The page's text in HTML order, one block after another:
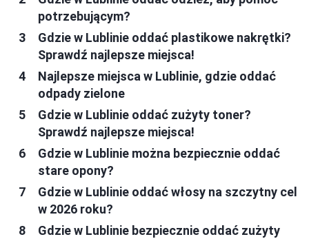
potrzebującym?
Gdzie w Lublinie oddać plastikowe nakrętki?
Sprawdź najlepsze miejsca!
Najlepsze miejsca w Lublinie, gdzie oddać
odpady zielone
Gdzie w Lublinie oddać zużyty toner?
Sprawdź najlepsze miejsca!
Gdzie w Lublinie można bezpiecznie oddać
stare opony?
Gdzie w Lublinie oddać włosy na szczytny cel
w 2026 roku?
Gdzie w Lublinie bezpiecznie oddać zużyty